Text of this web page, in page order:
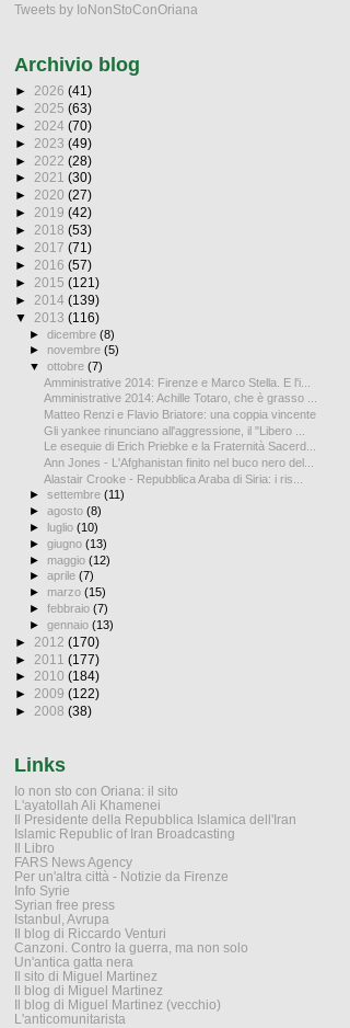
Tweets by IoNonStoConOriana
Archivio blog
► 2026 (41)
► 2025 (63)
► 2024 (70)
► 2023 (49)
► 2022 (28)
► 2021 (30)
► 2020 (27)
► 2019 (42)
► 2018 (53)
► 2017 (71)
► 2016 (57)
► 2015 (121)
► 2014 (139)
▼ 2013 (116)
►dicembre(8)
► novembre(5)
▼ottobre(7)
Amministrative 2014: Firenze e Marco Stella. E l'i...
Amministrative 2014: Achille Totaro, che è grasso ...
Matteo Renzi e Flavio Briatore: una coppia vincente
Gli yankee rinunciano all'aggressione, il "Libero ...
Le esequie di Erich Priebke e la Fraternità Sacerd...
Ann Jones - L'Afghanistan finito nel buco nero del...
Alastair Crooke - Repubblica Araba di Siria: i ris...
►settembre(11)
►agosto(8)
► luglio(10)
►giugno(13)
► maggio(12)
►aprile(7)
► marzo(15)
►febbraio(7)
►gennaio(13)
► 2012 (170)
► 2011 (177)
► 2010 (184)
► 2009 (122)
► 2008 (38)
Links
Io non sto con Oriana: il sito
L'ayatollah Ali Khamenei
Il Presidente della Repubblica Islamica dell'Iran
Islamic Republic of Iran Broadcasting
Il Libro
FARS News Agency
Per un'altra città - Notizie da Firenze
Info Syrie
Syrian free press
Istanbul, Avrupa
Il blog di Riccardo Venturi
Canzoni. Contro la guerra, ma non solo
Un'antica gatta nera
Il sito di Miguel Martinez
Il blog di Miguel Martinez
Il blog di Miguel Martinez (vecchio)
L'anticomunitarista